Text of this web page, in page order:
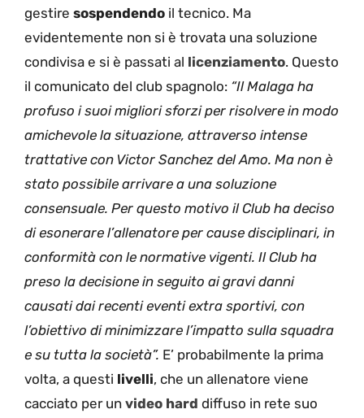
gestire sospendendo il tecnico. Ma
evidentemente non si è trovata una soluzione
condivisa e si è passati al licenziamento. Questo
il comunicato del club spagnolo: “Il Malaga ha
profuso i suoi migliori sforzi per risolvere in modo
amichevole la situazione, attraverso intense
trattative con Victor Sanchez del Amo. Ma non è
stato possibile arrivare a una soluzione
consensuale. Per questo motivo il Club ha deciso
di esonerare l’allenatore per cause disciplinari, in
conformità con le normative vigenti. Il Club ha
preso la decisione in seguito ai gravi danni
causati dai recenti eventi extra sportivi, con
l’obiettivo di minimizzare l’impatto sulla squadra
e su tutta la società”. E’ probabilmente la prima
volta, a questi livelli, che un allenatore viene
cacciato per un video hard diffuso in rete suo